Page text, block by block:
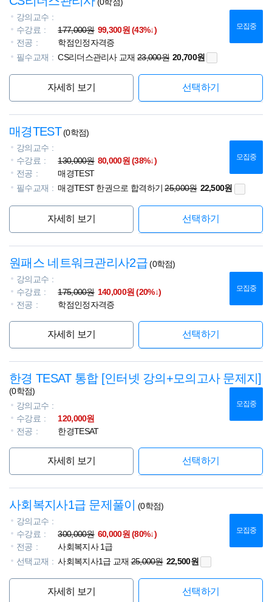
강의교수
수강료
177,000원 99,300원 (43%↓)
전공
학점인정자격증
필수교재
CS리더스관리사 교재 23,000원 20,700원
모집중
자세히 보기 선택하기
매경TEST(0학점)
강의교수
수강료
130,000원 80,000원 (38%↓)
전공
매경TEST
필수교재
매경TEST 한권으로 합격하기25,000원 22,500원
모집중
자세히 보기 선택하기
원패스 네트워크관리사2급(0학점)
강의교수
수강료
175,000원 140,000원 (20%↓)
전공
학점인정자격증
모집중
자세히 보기 선택하기
한경 TESAT 통합 [인터넷 강의+모의고사 문제지]
(0학점)
강의교수
수강료
120,000원
전공
한경TESAT
모집중
자세히 보기 선택하기
사회복지사1급 문제풀이
(0학점)
강의교수
수강료
300,000원 60,000원 (80%↓)
전공
사회복지사 1급
선택교재
사회복지사1급 교재25,000원 22,500원
모집중
자세히 보기 선택하기